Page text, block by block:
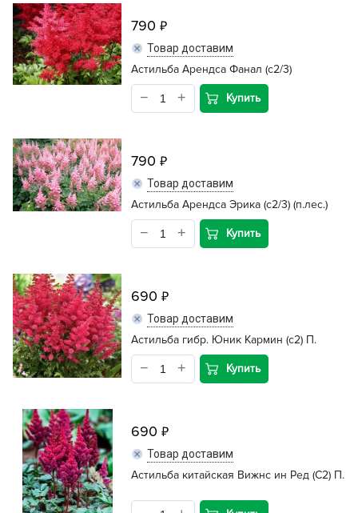
790
Товар доставим
Астильба Арендса Фанал (с2/3)
Купить
790
Товар доставим
Астильба Арендса Эрика (c2/3) (п.лес.)
Купить
690
Товар доставим
Астильба гибр. Юник Кармин (с2) П.
Купить
690
Товар доставим
Астильба китайская Вижнс ин Ред (С2) П.